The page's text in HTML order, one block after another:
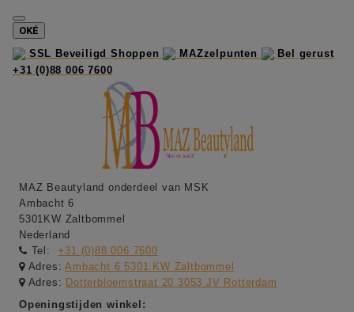
OKÉ
SSL Beveiligd Shoppen
MAZzelpunten
Bel gerust
+31 (0)88 006 7600
MAZ Beautyland onderdeel van MSK
Ambacht 6
5301KW Zaltbommel
Nederland
Tel:
+31 (0)88 006 7600
Adres:Ambacht 6 5301 KW Zaltbommel
Adres: Dotterbloemstraat 20 3053 JV Rotterdam
Openingstijden winkel: